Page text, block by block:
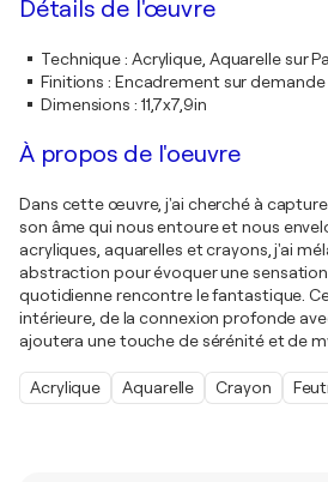
Détails de l'œuvre
Technique: Acrylique, Aquarelle sur
Finitions : Encadrement sur demande
Dimensions : 11,7x7,9in
À propos de l'oeuvre
Dans cette œuvre, j'ai cherché à
son âme qui nous entoure et nous
acryliques, aquarelles et crayons, j'ai
abstraction pour évoquer une sensation
quotidienne rencontre le fantastique.
intérieure, de la connexion profonde
ajoutera une touche de sérénité et de
Acrylique Aquarelle Crayon